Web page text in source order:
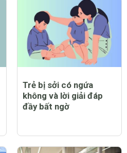
Trẻ bị sởi có ngứa
không và lời giải đáp
đầy bất ngờ